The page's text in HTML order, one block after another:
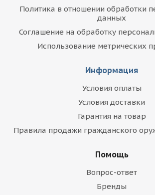
Политика в отношении обработки
данных
Соглашение на обработку
Использование метрических
Информация
Условия оплаты
Условия доставки
Гарантия на товар
Правила продажи гражданского
Помощь
Вопрос-ответ
Бренды